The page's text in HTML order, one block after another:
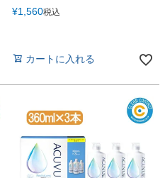
¥1,560税込
カートに入れる